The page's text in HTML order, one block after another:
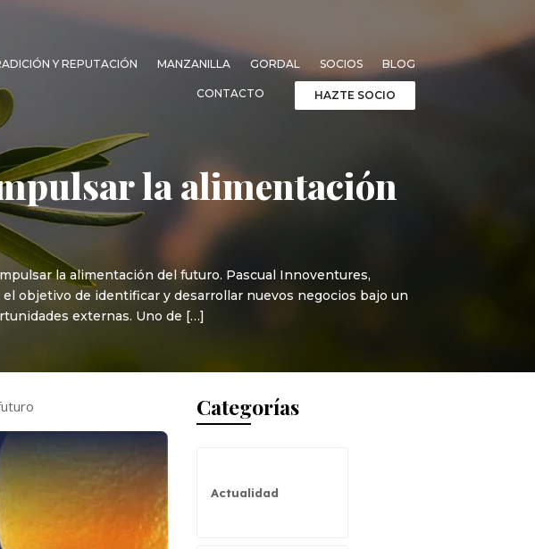
Y REPUTACIÓN MANZANILLA GORDAL SOCIOS BLOG
CONTACTO HAZTE SOCIO
la alimentación
la alimentación del futuro. Pascual Innoventures,
objetivo de identificar y desarrollar nuevos negocios bajo un
externas. Uno de […]
Categorías
Actualidad